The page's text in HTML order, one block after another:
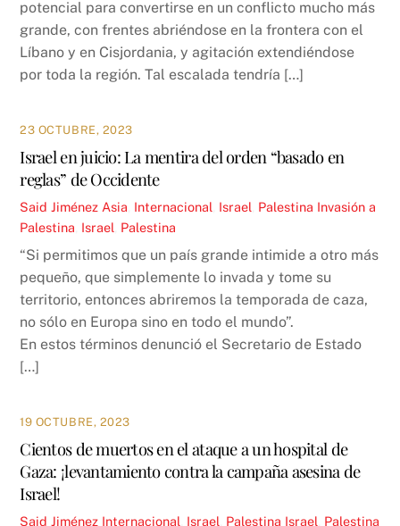
potencial para convertirse en un conflicto mucho más
grande, con frentes abriéndose en la frontera con el
Líbano y en Cisjordania, y agitación extendiéndose
por toda la región. Tal escalada tendría […]
23 OCTUBRE, 2023
Israel en juicio: La mentira del orden “basado en
reglas” de Occidente
Said Jiménez Asia Internacional Israel Palestina Invasión a
Palestina Israel Palestina
“Si permitimos que un país grande intimide a otro más
pequeño, que simplemente lo invada y tome su
territorio, entonces abriremos la temporada de caza,
no sólo en Europa sino en todo el mundo”.
En estos términos denunció el Secretario de Estado
[…]
19 OCTUBRE, 2023
Cientos de muertos en el ataque a un hospital de
Gaza: ¡levantamiento contra la campaña asesina de
Israel!
Said Jiménez Internacional Israel Palestina Israel Palestina